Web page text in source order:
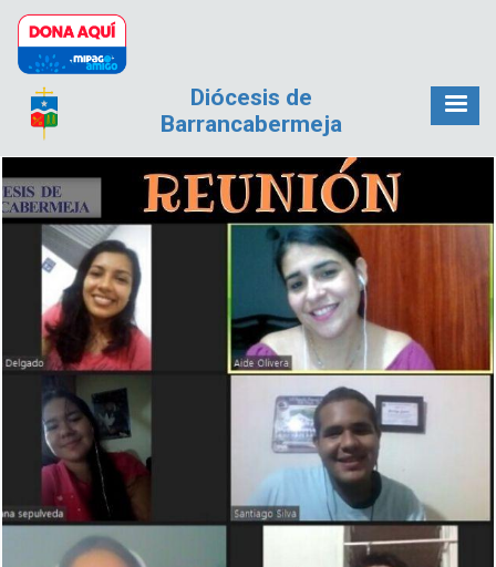
Pasar al contenido principal
Diócesis de
Barrancabermeja